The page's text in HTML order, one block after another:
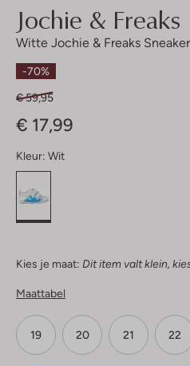
Jochie & Freaks
Witte Jochie & Freaks
-70%
€ 59,95
€ 17,99
Kleur: Wit
Kies je maat: Dit item valt klein,
Maattabel
19 20 21 22